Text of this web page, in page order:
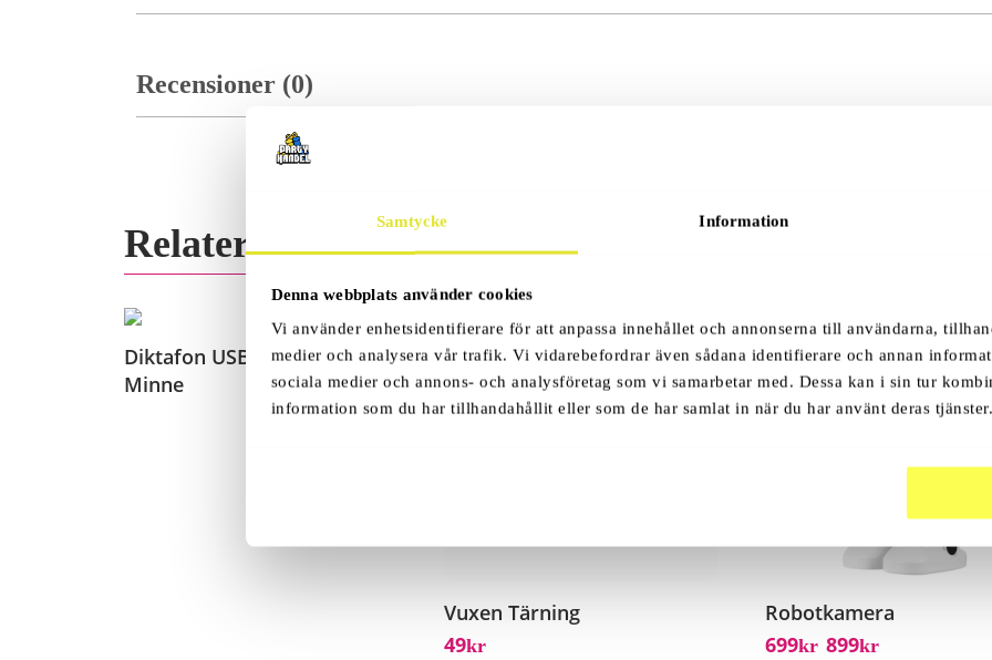
Samtycke Information
Denna webbplats använder cookies
Vi använder enhetsidentifierare för att anpassa innehållet och annonserna till användarna,
medier och analysera vår trafik. Vi vidarebefordrar även sådana identifierare och annan
sociala medier och annons- och analysföretag som vi samarbetar med. Dessa kan i sin tur
information som du har tillhandahållit eller som de har samlat in när du har använt deras tjänster.
Recensioner (0)
Relaterade Produkter
Rea!
Diktafon USB-
Minne
379Kr
249Kr
Vuxen Tärning
49Kr
Robotkamera
699Kr –899Kr